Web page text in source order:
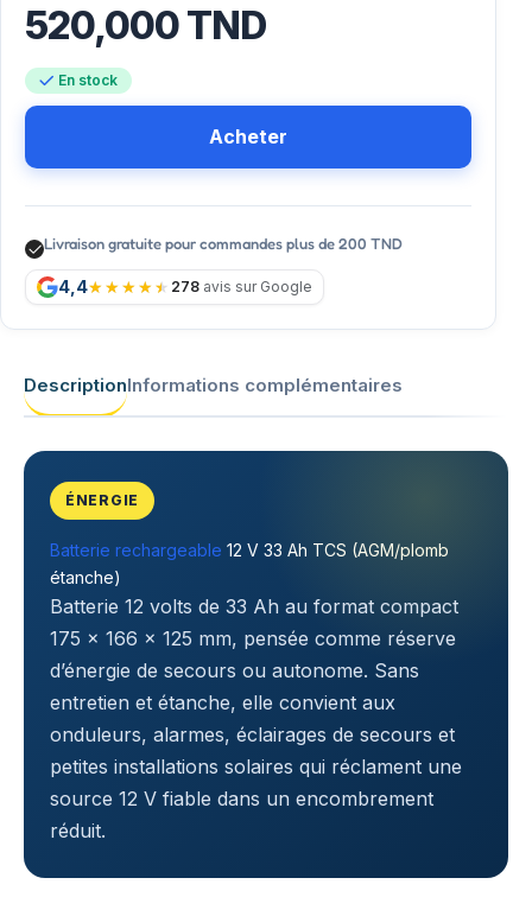
520,000TND
En stock
Acheter
Livraison gratuite pour commandes plus de 200 TND
4,4 278 avis sur Google
DescriptionInformations complémentaires
ÉNERGIE
Batterie rechargeable 12 V 33 Ah TCS (AGM/plomb
étanche)
Batterie 12 volts de 33 Ah au format compact
175 × 166 × 125 mm, pensée comme réserve
d’énergie de secours ou autonome. Sans
entretien et étanche, elle convient aux
onduleurs, alarmes, éclairages de secours et
petites installations solaires qui réclament une
source 12 V fiable dans un encombrement
réduit.